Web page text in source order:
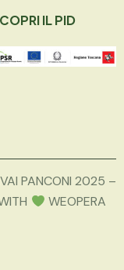
IL PID
PANCONI 2025 –
WEOPERA